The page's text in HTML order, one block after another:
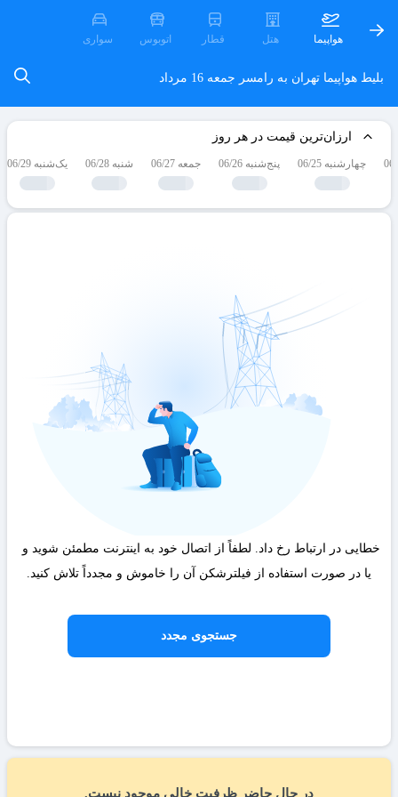
هواپیما هتل قطار اتوبوس سواری
بلیط هواپیما تهران به رامسر جمعه 16 مرداد
ارزان‌ترین قیمت در هر روز
چهارشنبه 06/25 پنج‌شنبه 06/26 جمعه 06/27 شنبه 06/28 یک‌شنبه 06/29
در حال حاضر ظرفیت خالی موجود نیست.
یا در صورت استفاده از فیلترشکن آن را خاموش و مجدداً تلاش کنید.
جستجوی مجدد